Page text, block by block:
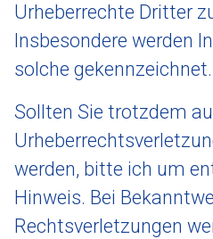
Urheberrechte Dritter
Insbesondere werden
solche gekennzeichnet.
Sollten Sie trotzdem
werden, bitte ich um
Hinweis. Bei
Rechtsverletzungen